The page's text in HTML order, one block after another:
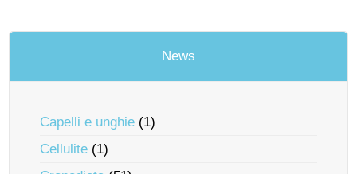
News
Capelli e unghie (1)
Cellulite (1)